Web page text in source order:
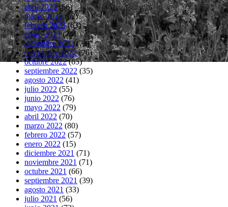
abril 2023(66)
marzo 2023(62)
febrero 2023(63)
enero 2023(74)
diciembre 2022(73)
noviembre 2022(76)
octubre 2022(65)
septiembre 2022 (35)
agosto 2022 (41)
julio 2022 (55)
junio 2022 (76)
mayo 2022 (79)
abril 2022 (70)
marzo 2022 (80)
febrero 2022 (57)
enero 2022 (15)
diciembre 2021 (71)
noviembre 2021 (71)
octubre 2021 (66)
septiembre 2021 (39)
agosto 2021 (33)
julio 2021 (56)